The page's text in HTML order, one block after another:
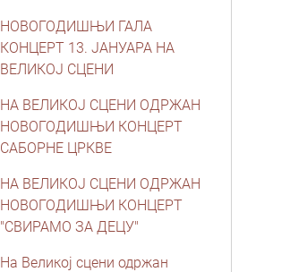
НОВОГОДИШЊИ ГАЛА
КОНЦЕРТ 13. ЈАНУАРА НА
ВЕЛИКОЈ СЦЕНИ
НА ВЕЛИКОЈ СЦЕНИ ОДРЖАН
НОВОГОДИШЊИ КОНЦЕРТ
САБОРНЕ ЦРКВЕ
НА ВЕЛИКОЈ СЦЕНИ ОДРЖАН
НОВОГОДИШЊИ КОНЦЕРТ
"СВИРАМО ЗА ДЕЦУ"
На Великој сцени одржан